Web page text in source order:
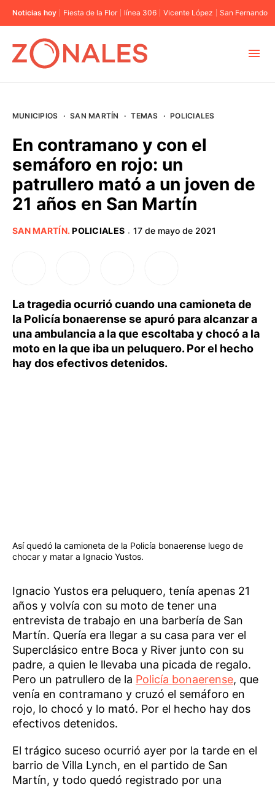
Noticias hoy Fiesta de la Flor línea 306 Vicente López San Fernando
BUENOS AIRES
PROVINCIAS
MUNICIPIOS · SAN MARTÍN · TEMAS · POLICIALES
En contramano y con el
semáforo en rojo: un
patrullero mató a un joven de
21 años en San Martín
SAN MARTÍN.POLICIALES · 17 de mayo de 2021
La tragedia ocurrió cuando una camioneta de
la Policía bonaerense se apuró para alcanzar a
una ambulancia a la que escoltaba y chocó a la
moto en la que iba un peluquero. Por el hecho
hay dos efectivos detenidos.
Así quedó la camioneta de la Policía bonaerense luego de
chocar y matar a Ignacio Yustos.
Ignacio Yustos era peluquero, tenía apenas 21
años y volvía con su moto de tener una
entrevista de trabajo en una barbería de San
Martín. Quería era llegar a su casa para ver el
Superclásico entre Boca y River junto con su
padre, a quien le llevaba una picada de regalo.
Pero un patrullero de la Policía bonaerense, que
venía en contramano y cruzó el semáforo en
rojo, lo chocó y lo mató. Por el hecho hay dos
efectivos detenidos.
El trágico suceso ocurrió ayer por la tarde en el
barrio de Villa Lynch, en el partido de San
Martín, y todo quedó registrado por una